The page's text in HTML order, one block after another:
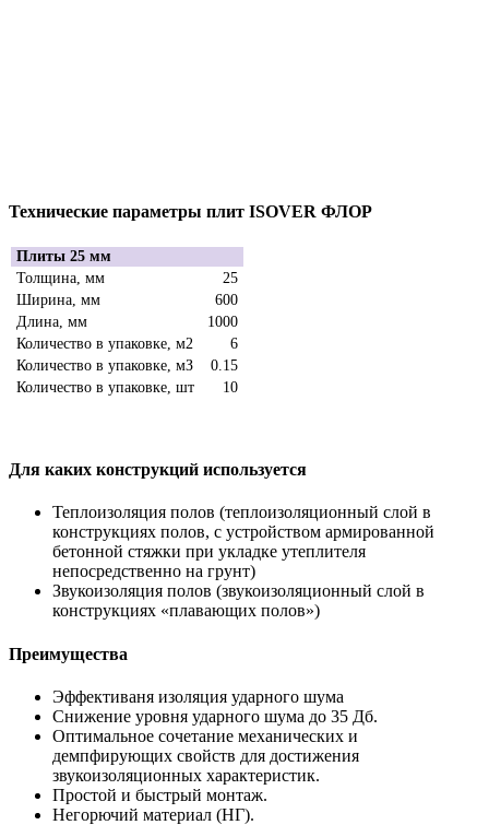
Технические параметры плит ISOVER ФЛОР
Плиты 25 мм
Толщина, мм
25
Ширина, мм
600
Длина, мм
1000
Количество в упаковке, м2
6
Количество в упаковке, мЗ
0.15
Количество в упаковке, шт
10
Для каких конструкций используется
Теплоизоляция полов (теплоизоляционный слой в
конструкциях полов, с устройством армированной
бетонной стяжки при укладке утеплителя
непосредственно на грунт)
Звукоизоляция полов (звукоизоляционный слой в
конструкциях «плавающих полов»)
Преимущества
Эффективаня изоляция ударного шума
Снижение уровня ударного шума до 35 Дб.
Оптимальное сочетание механических и
демпфирующих свойств для достижения
звукоизоляционных характеристик.
Простой и быстрый монтаж.
Негорючий материал (НГ).